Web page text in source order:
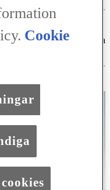
och villkor finns att läsa
Cookie